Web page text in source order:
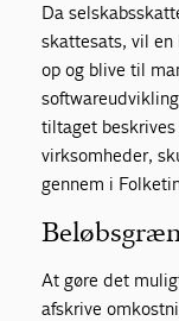
Da
skattesats, vil en
op og blive til
tiltaget
virksomheder,
gennem i
At gøre det
afskrive